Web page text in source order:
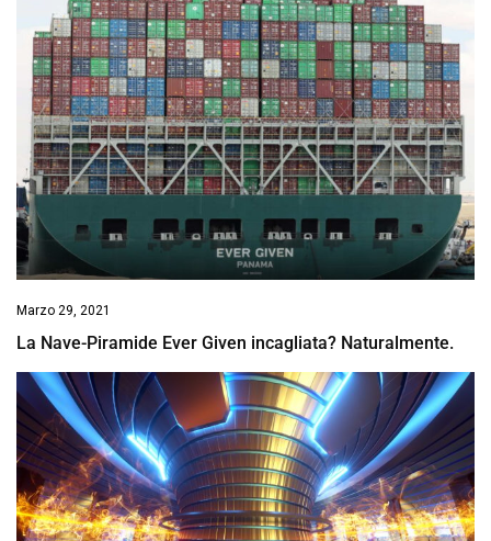
Marzo 29, 2021
La Nave-Piramide Ever Given incagliata? Naturalmente.